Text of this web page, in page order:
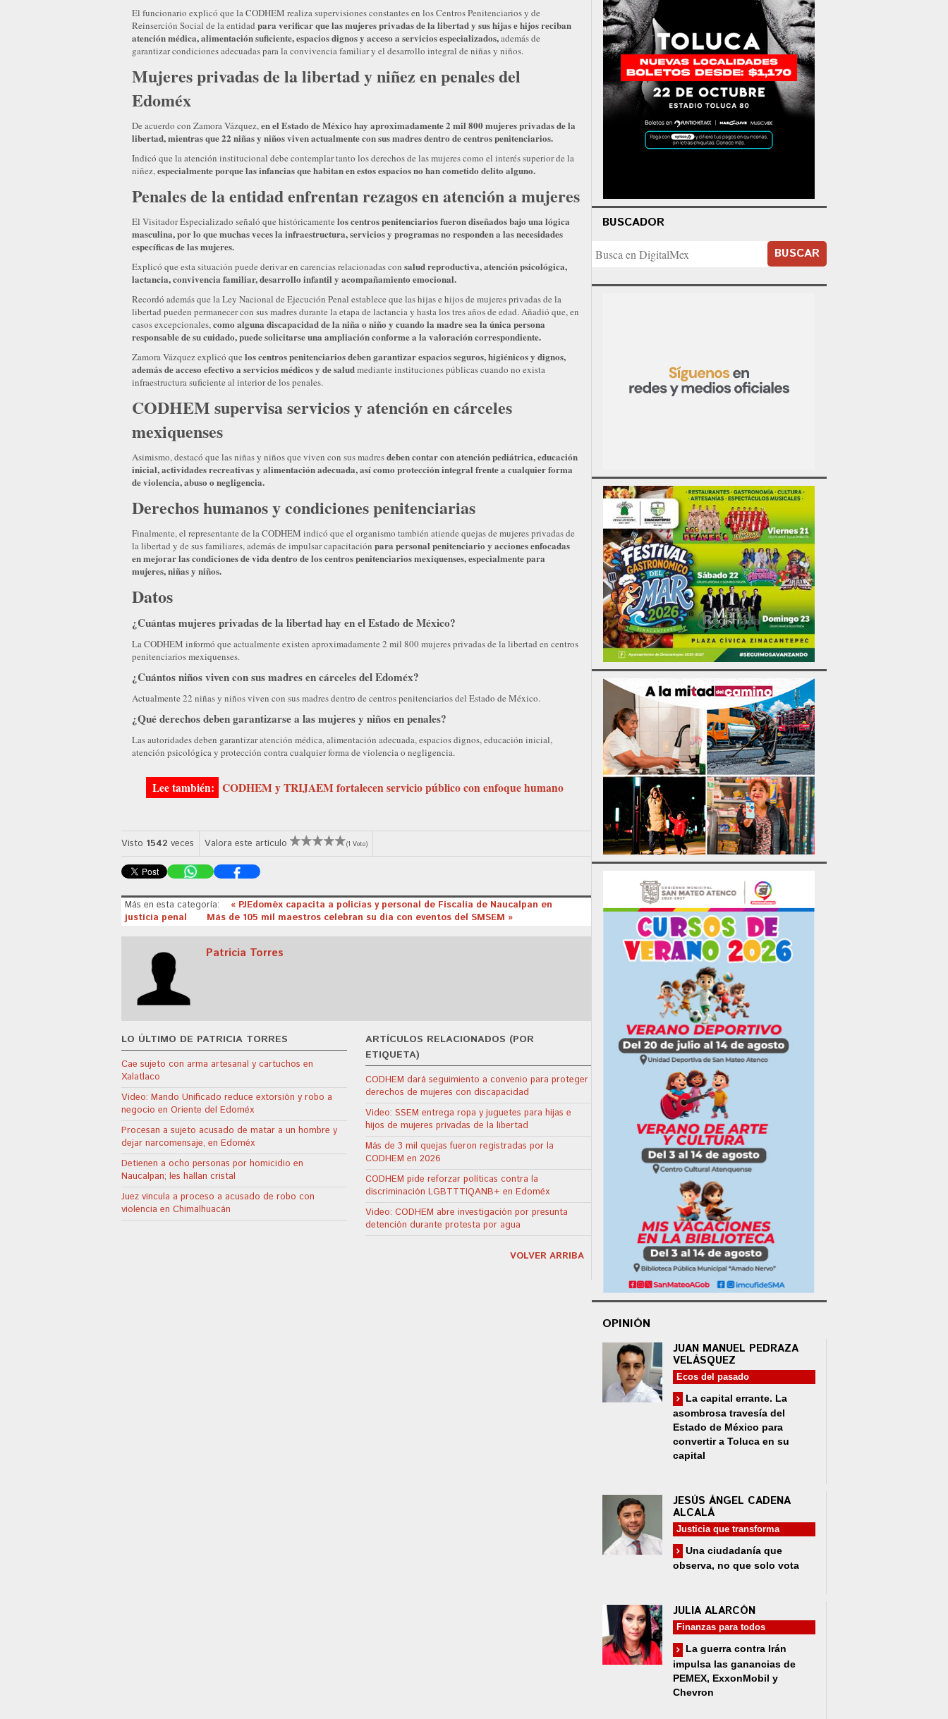
El funcionario explicó que la CODHEM realiza supervisiones constantes en los Centros Penitenciarios y de
Reinserción Social de la entidad para verificar que las mujeres privadas de la libertad y sus hijas e hijos reciban
atención médica, alimentación suficiente, espacios dignos y acceso a servicios especializados,además de
garantizar condiciones adecuadas para la convivencia familiar y el desarrollo integral de niñas y niños.
Mujeres privadas de la libertad y niñez en penales del
Edoméx
De acuerdo con Zamora Vázquez,en el Estado de México hay aproximadamente 2 mil 800 mujeres privadas de la
libertad, mientras que 22 niñas y niños viven actualmente con sus madres dentro de centros penitenciarios.
Indicó que la atención institucional debe contemplar tanto los derechos de las mujeres como el interés superior de la
niñez,especialmente porque las infancias que habitan en estos espacios no han cometido delito alguno.
Penales de la entidad enfrentan rezagos en atención a mujeres
El Visitador Especializado señaló que históricamente los centros penitenciarios fueron diseñados bajo una lógica
masculina, por lo que muchas veces la infraestructura, servicios y programas no responden a las necesidades
específicas de las mujeres.
Explicó que esta situación puede derivar en carencias relacionadas con salud reproductiva, atención psicológica,
lactancia, convivencia familiar, desarrollo infantil y acompañamiento emocional.
Recordó además que la Ley Nacional de Ejecución Penal establece que las hijas e hijos de mujeres privadas de la
libertad pueden permanecer con sus madres durante la etapa de lactancia y hasta los tres años de edad. Añadió que, en
casos excepcionales,como alguna discapacidad de la niña o niño y cuando la madre sea la única persona
responsable de su cuidado, puede solicitarse una ampliación conforme a la valoración correspondiente.
Zamora Vázquez explicó que los centros penitenciarios deben garantizar espacios seguros, higiénicos y dignos,
además de acceso efectivo a servicios médicos y de saludmediante instituciones públicas cuando no exista
infraestructura suficiente al interior de los penales.
CODHEM supervisa servicios y atención en cárceles
mexiquenses
Asimismo, destacó que las niñas y niños que viven con sus madresdeben contar con atención pediátrica, educación
inicial, actividades recreativas y alimentación adecuada, así como protección integral frente a cualquier forma
de violencia, abuso o negligencia.
Derechos humanos y condiciones penitenciarias
Finalmente, el representante de la CODHEM indicó que el organismo también atiende quejas de mujeres privadas de
la libertad y de sus familiares, además de impulsar capacitación para personal penitenciario y acciones enfocadas
en mejorar las condiciones de vida dentro de los centros penitenciarios mexiquenses, especialmente para
mujeres, niñas y niños.
Datos
¿Cuántas mujeres privadas de la libertad hay en el Estado de México?
La CODHEM informó que actualmente existen aproximadamente 2 mil 800 mujeres privadas de la libertad en centros
penitenciarios mexiquenses.
¿Cuántos niños viven con sus madres en cárceles del Edoméx?
Actualmente 22 niñas y niños viven con sus madres dentro de centros penitenciarios del Estado de México.
¿Qué derechos deben garantizarse a las mujeres y niños en penales?
Las autoridades deben garantizar atención médica, alimentación adecuada, espacios dignos, educación inicial,
atención psicológica y protección contra cualquier forma de violencia o negligencia.
CODHEM y TRIJAEM fortalecen servicio público con enfoque humano
Visto 1542 veces Valora este artículo (1 Voto)
Más en esta categoría:
« PJEdoméx capacita a policías y personal de Fiscalía de Naucalpan en
justicia penal
Más de 105 mil maestros celebran su día con eventos del SMSEM »
Patricia Torres
LO ÚLTIMO DE PATRICIA TORRES
Cae sujeto con arma artesanal y cartuchos en
Xalatlaco
Video: Mando Unificado reduce extorsión y robo a
negocio en Oriente del Edoméx
Procesan a sujeto acusado de matar a un hombre y
dejar narcomensaje, en Edoméx
Detienen a ocho personas por homicidio en
Naucalpan; les hallan cristal
Juez vincula a proceso a acusado de robo con
violencia en Chimalhuacán
ARTÍCULOS RELACIONADOS (POR
ETIQUETA)
CODHEM dará seguimiento a convenio para proteger
derechos de mujeres con discapacidad
Video: SSEM entrega ropa y juguetes para hijas e
hijos de mujeres privadas de la libertad
Más de 3 mil quejas fueron registradas por la
CODHEM en 2026
CODHEM pide reforzar políticas contra la
discriminación LGBTTTIQANB+ en Edoméx
Video: CODHEM abre investigación por presunta
detención durante protesta por agua
VOLVER ARRIBA
BUSCADOR
BUSCAR
OPINIÓN
JUAN MANUEL PEDRAZA
VELÁSQUEZ
Ecos del pasado
La capital errante. La
asombrosa travesía del
Estado de México para
convertir a Toluca en su
capital
JESÚS ÁNGEL CADENA
ALCALÁ
Justicia que transforma
Una ciudadanía que
observa, no que solo vota
JULIA ALARCÓN
Finanzas para todos
La guerra contra Irán
impulsa las ganancias de
PEMEX, ExxonMobil y
Chevron